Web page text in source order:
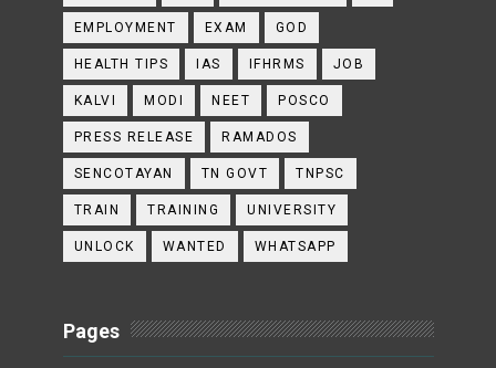
EMPLOYMENT EXAM GOD
HEALTH TIPS IAS IFHRMS JOB
KALVI MODI NEET POSCO
PRESS RELEASE RAMADOS
SENCOTAYAN TN GOVT TNPSC
TRAIN TRAINING UNIVERSITY
UNLOCK WANTED WHATSAPP
Pages